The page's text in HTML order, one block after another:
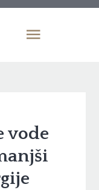
vode